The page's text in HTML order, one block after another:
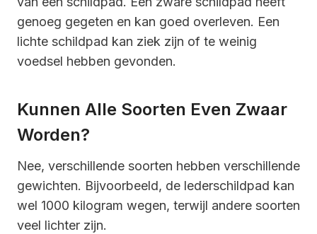
genoeg gegeten en kan goed overleven. Een
lichte schildpad kan ziek zijn of te weinig
voedsel hebben gevonden.
Kunnen Alle Soorten Even Zwaar
Worden?
Nee, verschillende soorten hebben verschillende
gewichten. Bijvoorbeeld, de lederschildpad kan
wel 1000 kilogram wegen, terwijl andere soorten
veel lichter zijn.